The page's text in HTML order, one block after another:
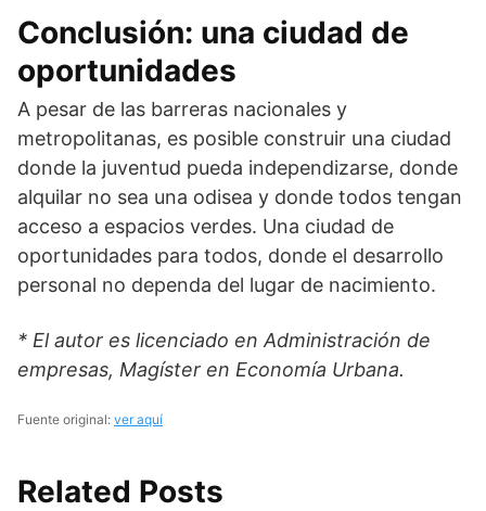
Conclusión: una ciudad de
oportunidades
A pesar de las barreras nacionales y
metropolitanas, es posible construir una ciudad
donde la juventud pueda independizarse, donde
alquilar no sea una odisea y donde todos tengan
acceso a espacios verdes. Una ciudad de
oportunidades para todos, donde el desarrollo
personal no dependa del lugar de nacimiento.
* El autor es licenciado en Administración de
empresas, Magíster en Economía Urbana.
Fuente original: ver aquí
Related Posts